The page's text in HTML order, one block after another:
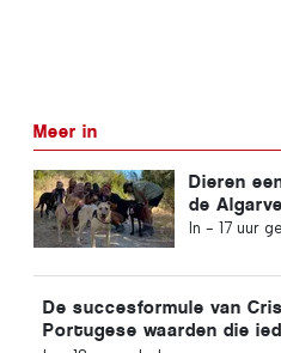
Meer in
Dieren
de Algarve
In - 17 uur
De succesformule van
Portugese waarden die